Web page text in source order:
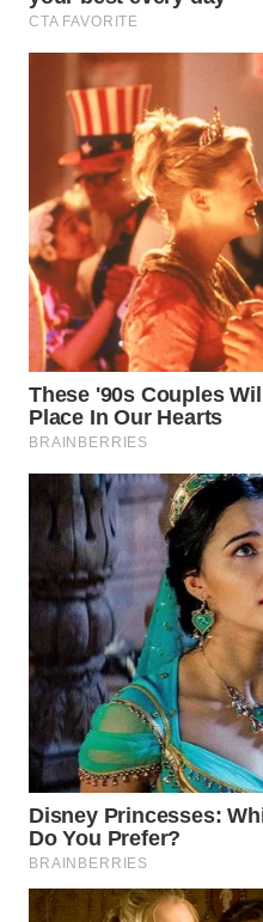
WN
BOROBUDUR
WN
MADURA
WN
SURABAYA
WN
NATUNA
WN
BINTAN
WN
MANDALIKA
WN
LIKUPANG
WN
LABUANBAJO
WN
BORNEO
Wahana
Media
Group